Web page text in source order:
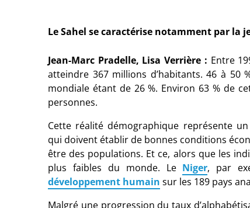
Le Sahel se caractérise notamment par la
Jean-Marc Pradelle, Lisa Verrière : Entre
atteindre 367 millions d’habitants. 46 à 50
mondiale étant de 26 %. Environ 63 % de
personnes.
Cette réalité démographique représente
qui doivent établir de bonnes conditions
être des populations. Et ce, alors que les
plus faibles du monde. Le Niger, par
développement humain sur les 189 pays
Malgré une progression du taux